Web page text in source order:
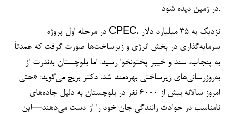
در زمین دیده شود.
در مرحله اول پروژه CPEC، نزدیک به ۳۵ میلیارد دلار
سرمایه‌گذاری در بخش انرژی و زیرساخت‌ها صورت گرفت که عمدتاً
به پنجاب، سند و خیبر پختونخوا رسید. اما بلوچستان به‌ندرت از
به‌روزرسانی‌های زیرساختی بهره‌مند شد. دکتر بریچ می‌گوید: «حتی
امروز سالانه بیش از ۶۰۰۰ نفر در بلوچستان به دلیل جاده‌های
نامناسب در حوادث رانندگی جان خود را از دست می‌دهند—این